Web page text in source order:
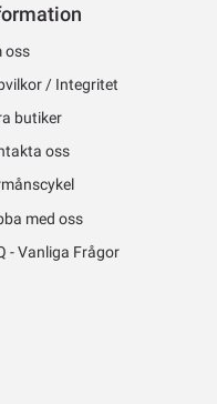
oss
/ Integritet
butiker
oss
med oss
- Vanliga Frågor